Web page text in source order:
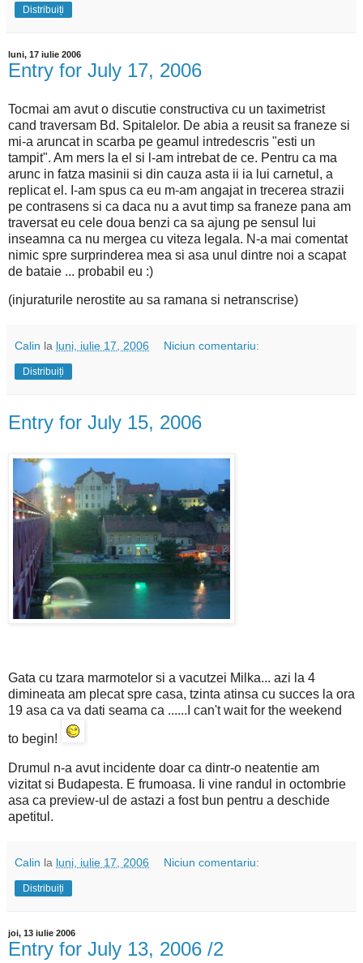
Distribuiți
luni, 17 iulie 2006
Entry for July 17, 2006
Tocmai am avut o discutie constructiva cu un taximetrist
cand traversam Bd. Spitalelor. De abia a reusit sa franeze si
mi-a aruncat in scarba pe geamul intredescris "esti un
tampit". Am mers la el si l-am intrebat de ce. Pentru ca ma
arunc in fatza masinii si din cauza asta ii ia lui carnetul, a
replicat el. I-am spus ca eu m-am angajat in trecerea strazii
pe contrasens si ca daca nu a avut timp sa franeze pana am
traversat eu cele doua benzi ca sa ajung pe sensul lui
inseamna ca nu mergea cu viteza legala. N-a mai comentat
nimic spre surprinderea mea si asa unul dintre noi a scapat
de bataie ... probabil eu :)
(injuraturile nerostite au sa ramana si netranscrise)
Calin la luni, iulie 17, 2006 Niciun comentariu:
Distribuiți
Entry for July 15, 2006
Gata cu tzara marmotelor si a vacutzei Milka... azi la 4
dimineata am plecat spre casa, tzinta atinsa cu succes la ora
19 asa ca va dati seama ca ......I can't wait for the weekend
to begin!
Drumul n-a avut incidente doar ca dintr-o neatentie am
vizitat si Budapesta. E frumoasa. Ii vine randul in octombrie
asa ca preview-ul de astazi a fost bun pentru a deschide
apetitul.
Calin la luni, iulie 17, 2006 Niciun comentariu:
Distribuiți
joi, 13 iulie 2006
Entry for July 13, 2006 /2